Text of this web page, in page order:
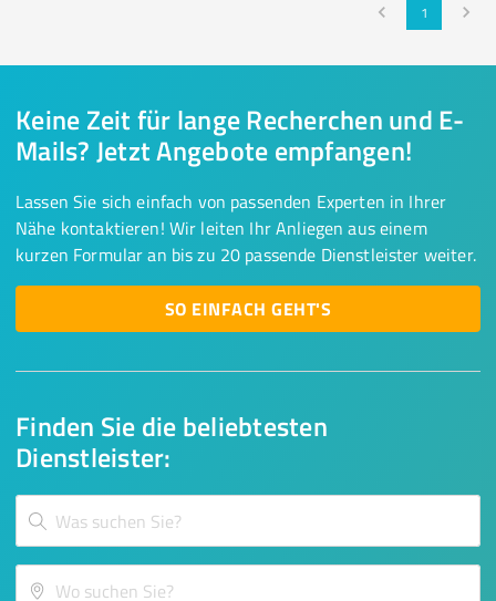
1
Finden Sie die beliebtesten
Dienstleister:
Keine Zeit für lange Recherchen und E-
Mails? Jetzt Angebote empfangen!
Lassen Sie sich einfach von passenden Experten in Ihrer
Nähe kontaktieren! Wir leiten Ihr Anliegen aus einem
kurzen Formular an bis zu 20 passende Dienstleister weiter.
SO EINFACH GEHT'S